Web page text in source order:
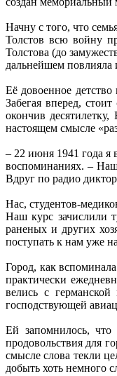
Начну с того, что
Толстов всю войну
Толстова (до
дальнейшем
Её довоенное
Забегая вперед,
окончив
настоящем смысле
– 22 июня 1941 года я
воспоминаниях. –
Вдруг по радио
Нас, студентов-
Наш курс зачислили
раненых и других
поступать к нам уже
Город, как
практически
велись с
господствующей
Ей запомнилось,
продовольствия для
смысле слова текли
добыть хоть немного